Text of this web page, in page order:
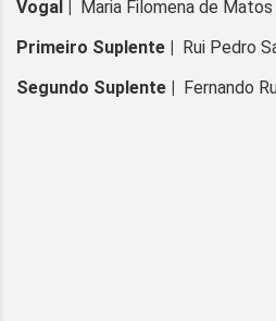
Vogal |
Maria Filomena de Matos
Primeiro Suplente |
Rui Pedro
Segundo Suplente |
Fernando